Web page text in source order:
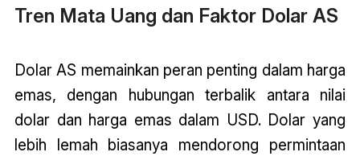
Tren Mata Uang dan Faktor Dolar AS
Dolar AS memainkan peran penting dalam harga
emas, dengan hubungan terbalik antara nilai
dolar dan harga emas dalam USD. Dolar yang
lebih lemah biasanya mendorong permintaan